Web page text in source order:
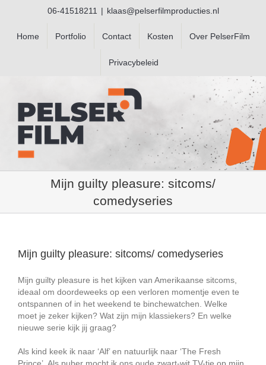
06-41518211 | klaas@pelserfilmproducties.nl
Home Portfolio Contact Kosten Over PelserFilm
Privacybeleid
Mijn guilty pleasure: sitcoms/
comedyseries
Mijn guilty pleasure: sitcoms/ comedyseries
Mijn guilty pleasure is het kijken van Amerikaanse sitcoms,
ideaal om doordeweeks op een verloren momentje even te
ontspannen of in het weekend te binchewatchen. Welke
moet je zeker kijken? Wat zijn mijn klassiekers? En welke
nieuwe serie kijk jij graag?
Als kind keek ik naar ‘Alf’ en natuurlijk naar ‘The Fresh
Prince’. Als puber mocht ik ons oude zwart-wit TV-tje op mijn